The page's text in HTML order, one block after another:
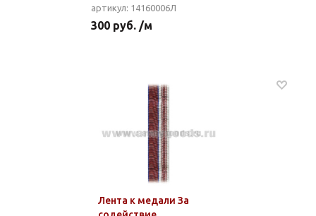
артикул: 14160006Л
300 руб. /м
Лента к медали За